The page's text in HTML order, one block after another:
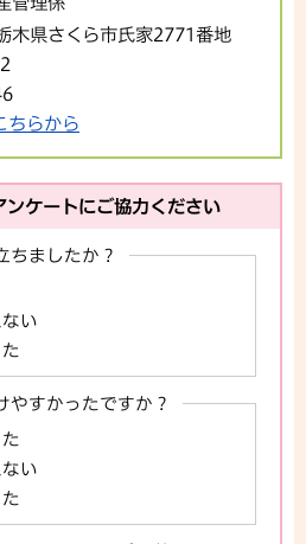
木県さくら市氏家2771番地
ちらから
ンケートにご協力ください
ちましたか？
い
やすかったですか？
い